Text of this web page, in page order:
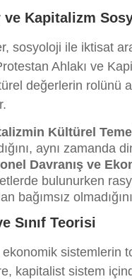
ve Kapitalizm
sosyoloji ile iktisat
Ahlakı ve
değerlerin rolünü
Kültürel
aynı zamanda
Davranış ve
bulunurken
bağımsız
Sınıf Teorisi
sistemlerin
kapitalist sistem